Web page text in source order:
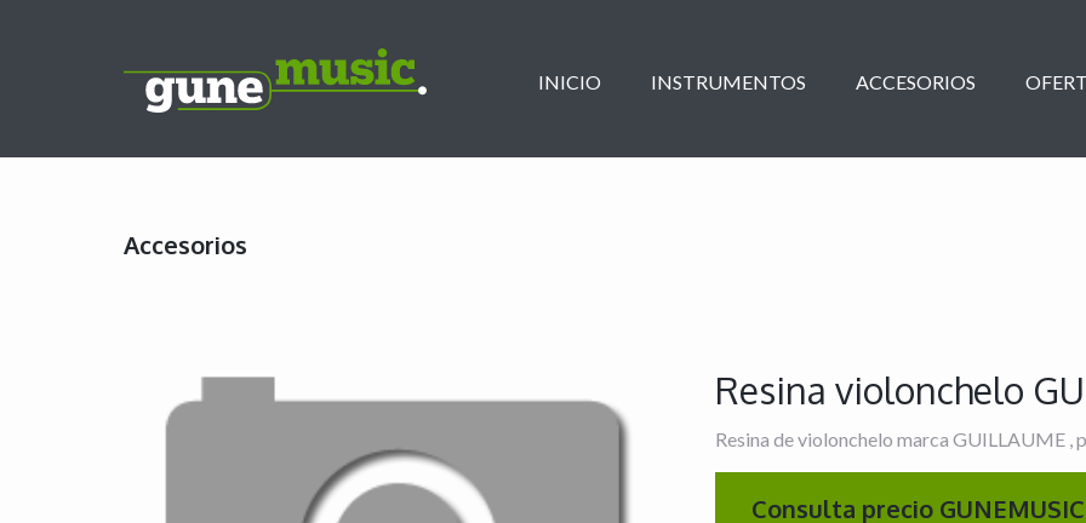
INICIO INSTRUMENTOS ACCESORIOS
Accesorios
Resina violonchelo
Resina de violonchelo marca GUILLAUME ,
Consulta precio GUNEMUSIC